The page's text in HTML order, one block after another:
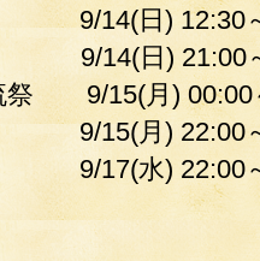
日) 12:30～
14(日) 21:00
祭 9/15(月) 00:00
月) 22:00～
水) 22:00～